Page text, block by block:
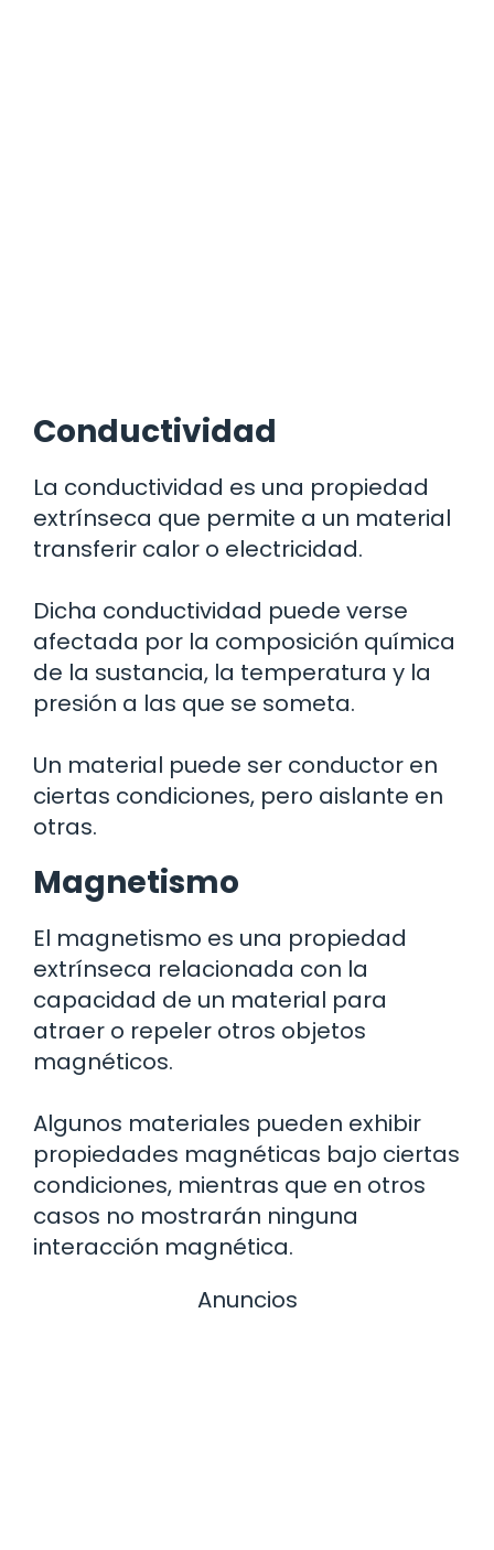
Conductividad
La conductividad es una propiedad
extrínseca que permite a un material
transferir calor o electricidad.
Dicha conductividad puede verse
afectada por la composición química
de la sustancia, la temperatura y la
presión a las que se someta.
Un material puede ser conductor en
ciertas condiciones, pero aislante en
otras.
Magnetismo
El magnetismo es una propiedad
extrínseca relacionada con la
capacidad de un material para
atraer o repeler otros objetos
magnéticos.
Algunos materiales pueden exhibir
propiedades magnéticas bajo ciertas
condiciones, mientras que en otros
casos no mostrarán ninguna
interacción magnética.
Anuncios